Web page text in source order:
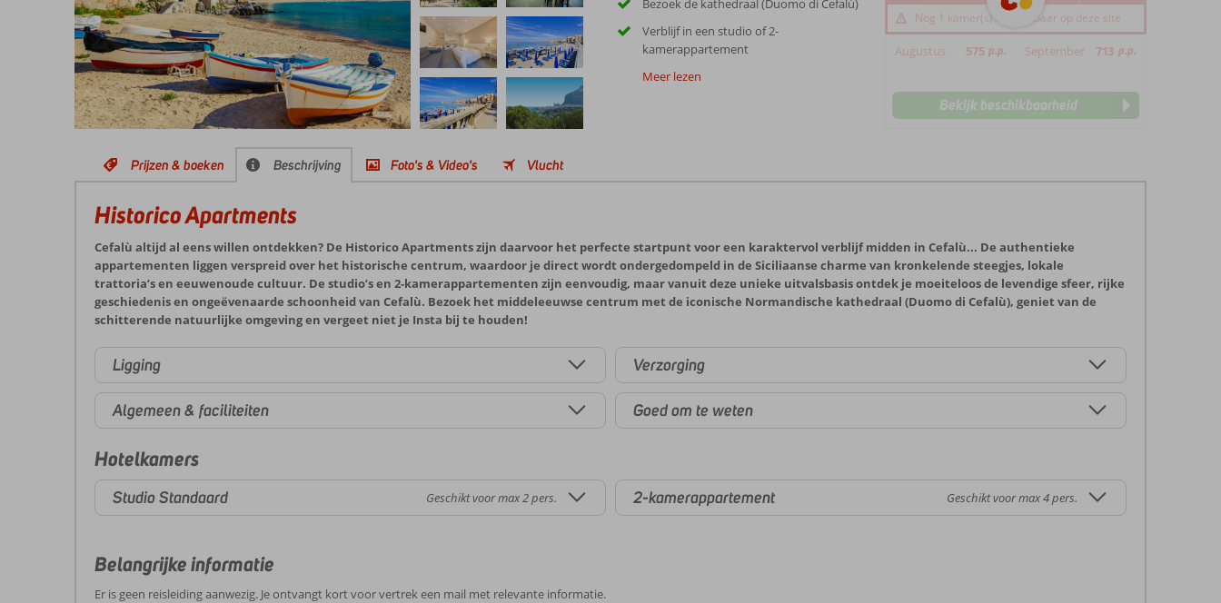
Bezoek de kathedraal (Duomo di Cefalù)
Verblijf in een studio of 2-
kamerappartement
Meer lezen
Nog 1 kamer(s) beschikbaar op deze site
Augustus 575 p.p. September 713 p.p.
Bekijk beschikbaarheid
Prijzen & boeken Beschrijving Foto's & Video's Vlucht
Historico Apartments
Cefalù altijd al eens willen ontdekken? De Historico Apartments zijn daarvoor het perfecte startpunt voor een karaktervol verblijf midden in Cefalù... De authentieke
appartementen liggen verspreid over het historische centrum, waardoor je direct wordt ondergedompeld in de Siciliaanse charme van kronkelende steegjes, lokale
trattoria’s en eeuwenoude cultuur. De studio’s en 2-kamerappartementen zijn eenvoudig, maar vanuit deze unieke uitvalsbasis ontdek je moeiteloos de levendige sfeer, rijke
geschiedenis en ongeëvenaarde schoonheid van Cefalù. Bezoek het middeleeuwse centrum met de iconische Normandische kathedraal (Duomo di Cefalù), geniet van de
schitterende natuurlijke omgeving en vergeet niet je Insta bij te houden!
Ligging
Algemeen & faciliteiten
Verzorging
Goed om te weten
Hotelkamers
Studio Standaard Geschikt voor max 2 pers. 2-kamerappartement Geschikt voor max 4 pers.
Belangrijke informatie
Er is geen reisleiding aanwezig. Je ontvangt kort voor vertrek een mail met relevante informatie.